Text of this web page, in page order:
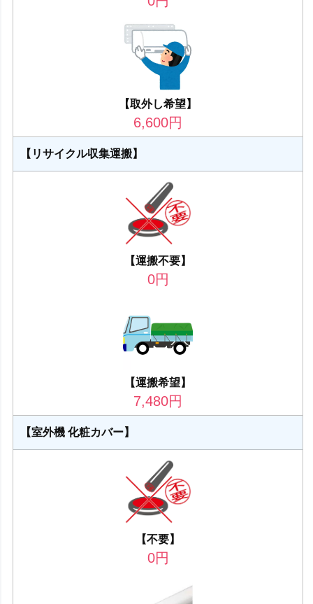
【取外し希望】
6,600円
【リサイクル収集運搬】
【運搬不要】
0円
【運搬希望】
7,480円
【室外機 化粧カバー】
【不要】
0円